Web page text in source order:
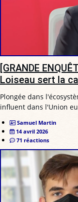
[GRANDE
Loiseau sert la
Plongée dans
influent dans l'Union
Samuel Martin
14 avril 2026
71 réactions